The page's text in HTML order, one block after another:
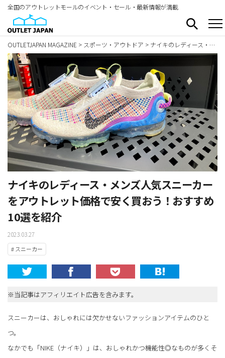
全国のアウトレットモールのイベント・セール・最新情報が満載
OUTLETJAPAN MAGAZINE > スポーツ・アウトドア > ナイキのレディース・メンズ人気スニーカーをアウトレット価格で安く買おう！おすすめ10選を紹介
ナイキのレディース・メンズ人気スニーカー
をアウトレット価格で安く買おう！おすすめ
10選を紹介
2023.03.27
# スニーカー
※当記事はアフィリエイト広告を含みます。
スニーカーは、おしゃれには欠かせないファッションアイテムのひと
つ。
なかでも「NIKE（ナイキ）」は、おしゃれかつ機能性◎なものが多くそ